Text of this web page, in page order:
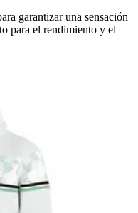
garantizar una sensación
para el rendimiento y el